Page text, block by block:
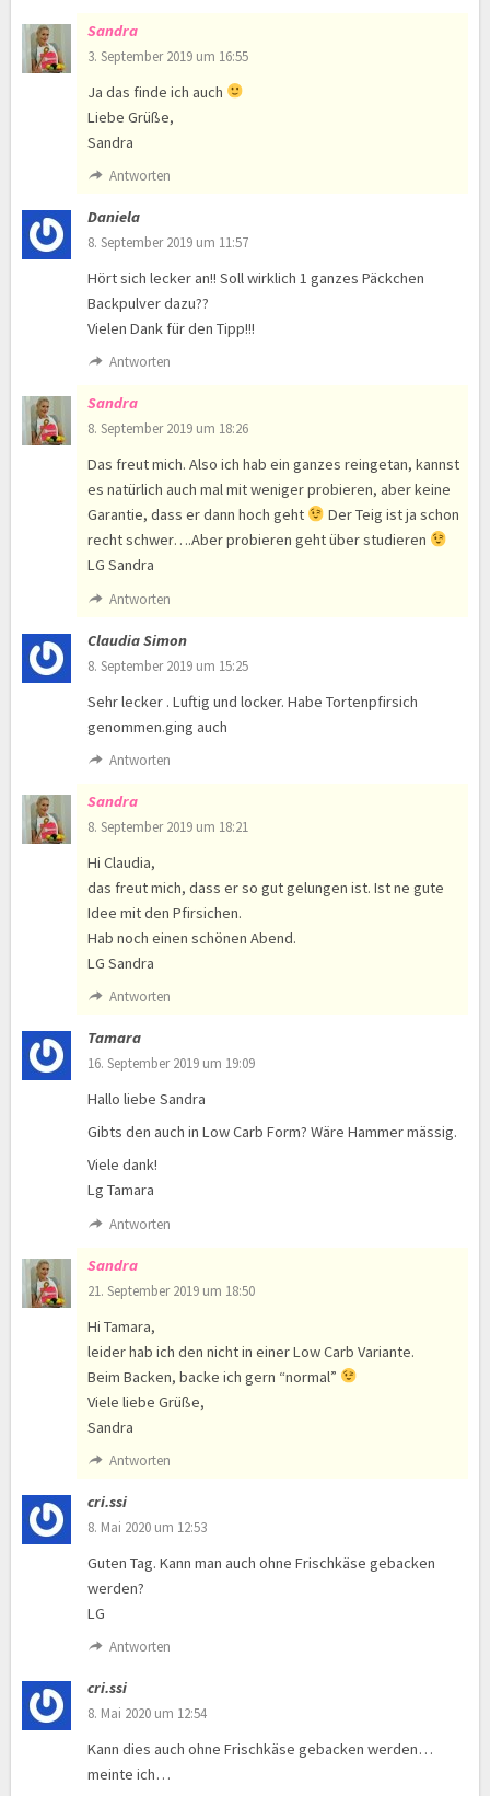
Sandra
3. September 2019 um 16:55
Ja das finde ich auch
Liebe Grüße,
Sandra
Antworten
Daniela
8. September 2019 um 11:57
Hört sich lecker an!! Soll wirklich 1 ganzes Päckchen
Backpulver dazu??
Vielen Dank für den Tipp!!!
Antworten
Sandra
8. September 2019 um 18:26
Das freut mich. Also ich hab ein ganzes reingetan, kannst
es natürlich auch mal mit weniger probieren, aber keine
Garantie, dass er dann hoch geht
Der Teig ist ja schon
recht schwer….Aber probieren geht über studieren
LG Sandra
Antworten
Claudia Simon
8. September 2019 um 15:25
Sehr lecker . Luftig und locker. Habe Tortenpfirsich
genommen.ging auch
Antworten
Sandra
8. September 2019 um 18:21
Hi Claudia,
das freut mich, dass er so gut gelungen ist. Ist ne gute
Idee mit den Pfirsichen.
Hab noch einen schönen Abend.
LG Sandra
Antworten
Tamara
16. September 2019 um 19:09
Hallo liebe Sandra
Gibts den auch in Low Carb Form? Wäre Hammer mässig.
Viele dank!
Lg Tamara
Antworten
Sandra
21. September 2019 um 18:50
Hi Tamara,
leider hab ich den nicht in einer Low Carb Variante.
Beim Backen, backe ich gern “normal”
Viele liebe Grüße,
Sandra
Antworten
cri.ssi
8. Mai 2020 um 12:53
Guten Tag. Kann man auch ohne Frischkäse gebacken
werden?
LG
Antworten
cri.ssi
8. Mai 2020 um 12:54
Kann dies auch ohne Frischkäse gebacken werden…
meinte ich…